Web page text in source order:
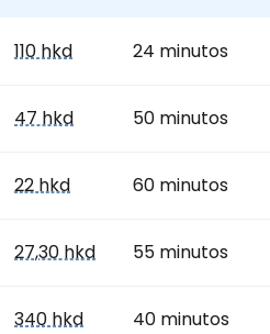
110 hkd 24 minutos
47 hkd 50 minutos
22 hkd 60 minutos
27,30 hkd 55 minutos
340 hkd 40 minutos